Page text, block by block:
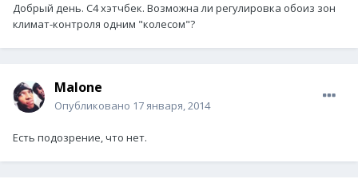
Добрый день. С4 хэтчбек. Возможна ли регулировка обоиз зон
климат-контроля одним "колесом"?
Malone
Опубликовано 17 января, 2014
Есть подозрение, что нет.